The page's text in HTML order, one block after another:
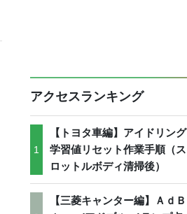
アクセスランキング
【トヨタ車編】アイドリング
学習値リセット作業手順（ス
ロットルボディ清掃後）
【三菱キャンター編】ＡｄＢ